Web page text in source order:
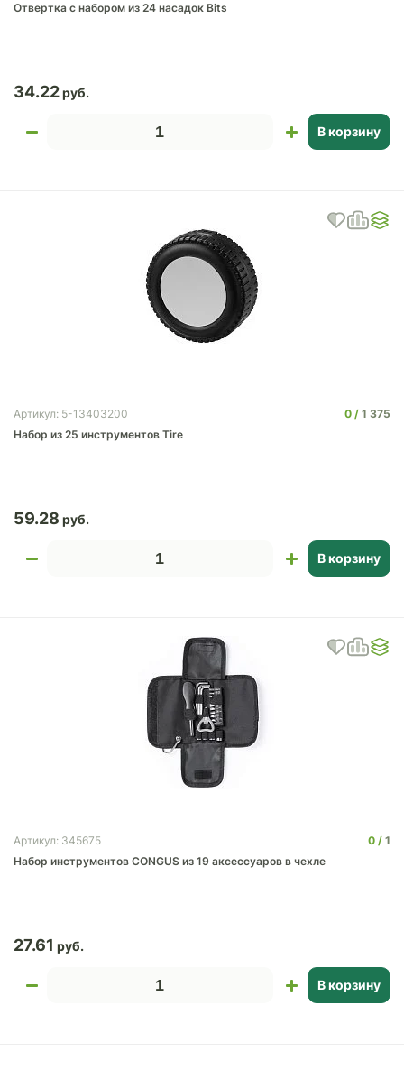
Отвертка с набором из 24 насадок Bits
34.22
В корзину
Артикул: 5-13403200 0
1 375
Набор из 25 инструментов Tire
59.28
В корзину
Артикул: 345675 0
1
Набор инструментов CONGUS из 19 аксессуаров в чехле
27.61
В корзину